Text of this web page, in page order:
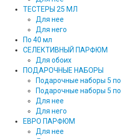
ТЕСТЕРЫ 25 МЛ
Для нее
Для него
По 40 мл
СЕЛЕКТИВНЫЙ ПАРФЮМ
Для обоих
ПОДАРОЧНЫЕ НАБОРЫ
Подарочные наборы 5
Подарочные наборы 5
Для нее
Для него
ЕВРО ПАРФЮМ
Для нее